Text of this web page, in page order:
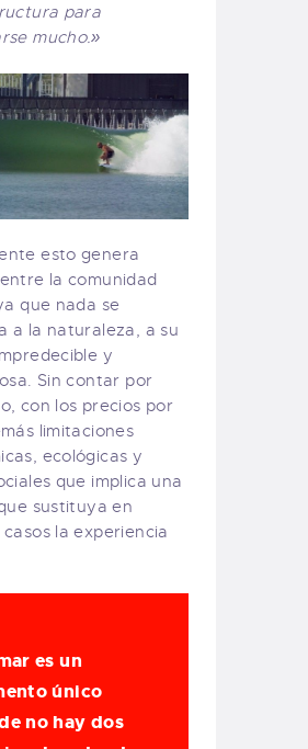
para
mucho.»
esto genera
la comunidad
que nada se
a la naturaleza, a su
y
Sin contar por
con los precios por
limitaciones
ecológicas y
que implica una
sustituya en
la experiencia
es un
único
no hay dos